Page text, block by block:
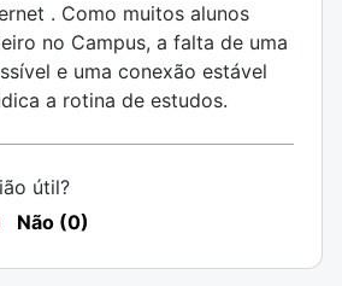
. Como muitos alunos
no Campus, a falta de uma
e uma conexão estável
a rotina de estudos.
útil?
Não (0)